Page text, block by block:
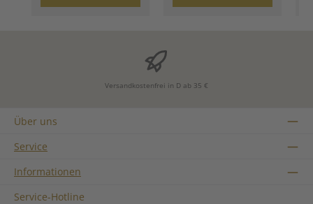
Versandkostenfrei in D ab 35 €
Über uns
Service
Informationen
Service-Hotline